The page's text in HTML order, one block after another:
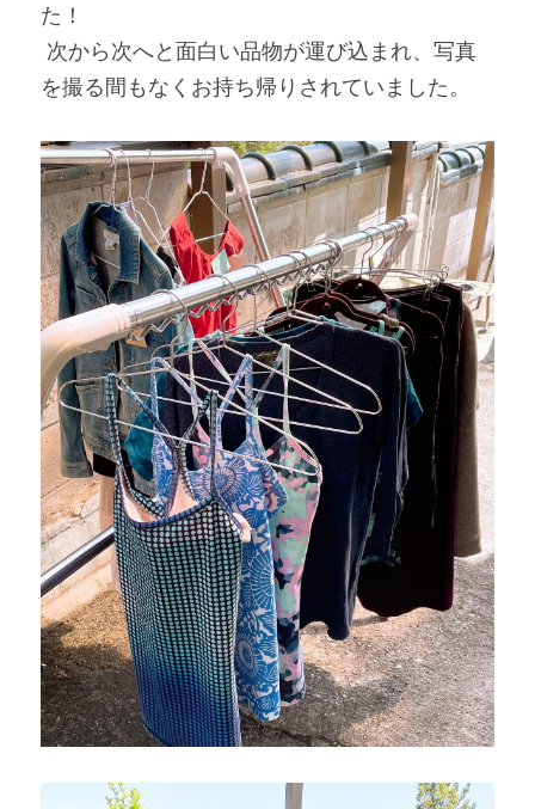
た！
を撮る間もなくお持ち帰りされていました。